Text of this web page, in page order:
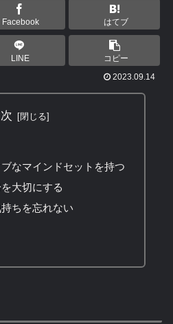
Facebook はてブ
LINE
コピー
2023.09.14
なマインドセットを持つ
大切にする
ちを忘れない